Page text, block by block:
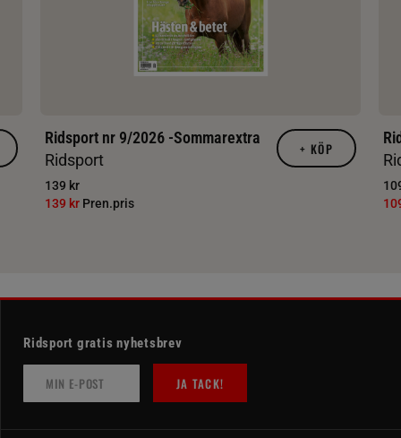
Ridsport nr 9/2026 -Sommarextra
Ridsport
139 kr
139 kr Pren.pris
+ KÖP
Ridsport gratis nyhetsbrev
JA TACK!